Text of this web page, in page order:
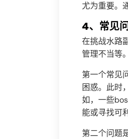
尤为重要。
4、常见
在挑战水路
管理不当等
第一个常见
困惑。此时
如，一些
能或寻找可
第二个问题